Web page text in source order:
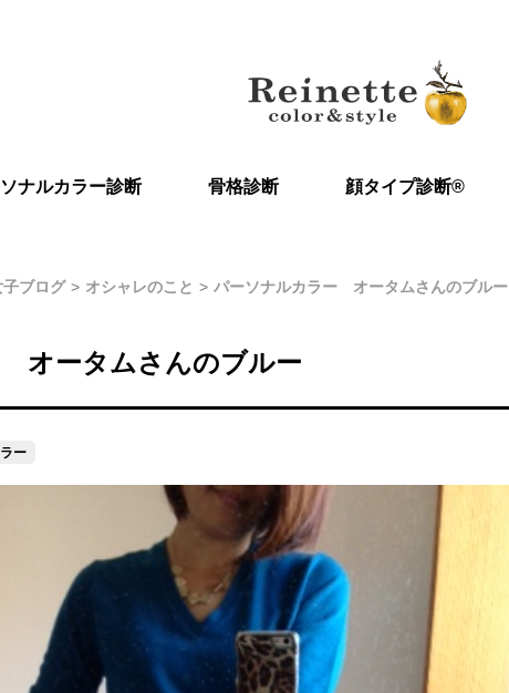
ナルカラー診断 骨格診断 顔タイプ診断®︎
子ブログ オシャレのこと パーソナルカラー オータムさんのブルー
オータムさんのブルー
ー